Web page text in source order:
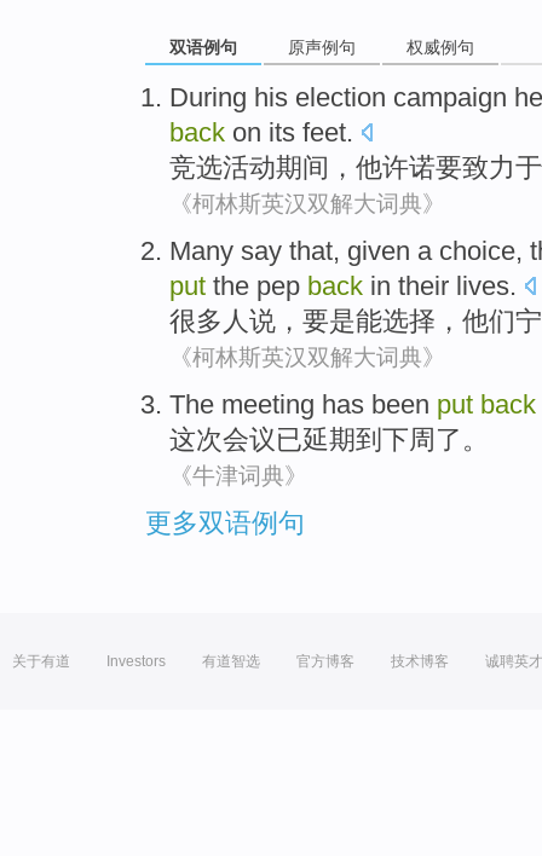
双语例句 原声例句 权威例句
During his election campaign he
back on its feet.
竞选活动期间， 他许诺要致力
《柯林斯英汉双解大词典》
Many say that, given a choice,
put the pep back in their lives.
很多人说 ， 要是能选择 ， 他们
《柯林斯英汉双解大词典》
The meeting has been put back
这次会议已延期到 下周了。
《牛津词典》
更多双语例句
关于有道 Investors 有道智选 官方博客 技术博客 诚聘英才